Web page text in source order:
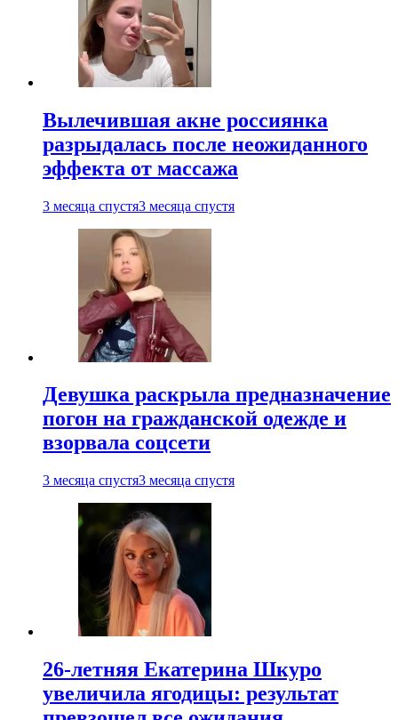
Вылечившая акне россиянка
разрыдалась после неожиданного
эффекта от массажа
3 месяца спустя3 месяца спустя
Девушка раскрыла предназначение
погон на гражданской одежде и
взорвала соцсети
3 месяца спустя3 месяца спустя
26-летняя Екатерина Шкуро
увеличила ягодицы: результат